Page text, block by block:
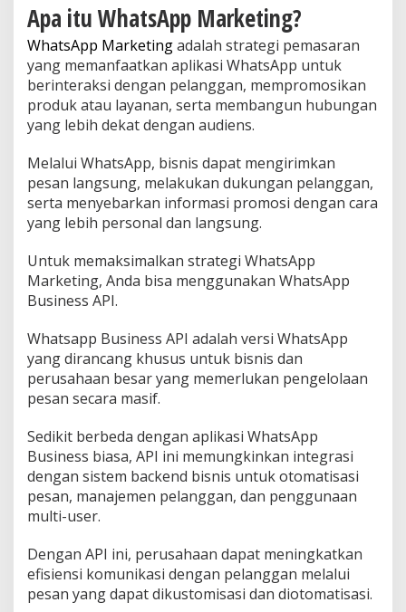
Apa itu WhatsApp Marketing?
WhatsApp Marketingadalah strategi pemasaran
yang memanfaatkan aplikasi WhatsApp untuk
berinteraksi dengan pelanggan, mempromosikan
produk atau layanan, serta membangun hubungan
yang lebih dekat dengan audiens.
Melalui WhatsApp, bisnis dapat mengirimkan
pesan langsung, melakukan dukungan pelanggan,
serta menyebarkan informasi promosi dengan cara
yang lebih personal dan langsung.
Untuk memaksimalkan strategi WhatsApp
Marketing, Anda bisa menggunakan WhatsApp
Business API.
Whatsapp Business API adalah versi WhatsApp
yang dirancang khusus untuk bisnis dan
perusahaan besar yang memerlukan pengelolaan
pesan secara masif.
Sedikit berbeda dengan aplikasi WhatsApp
Business biasa, API ini memungkinkan integrasi
dengan sistem backend bisnis untuk otomatisasi
pesan, manajemen pelanggan, dan penggunaan
multi-user.
Dengan API ini, perusahaan dapat meningkatkan
efisiensi komunikasi dengan pelanggan melalui
pesan yang dapat dikustomisasi dan diotomatisasi.